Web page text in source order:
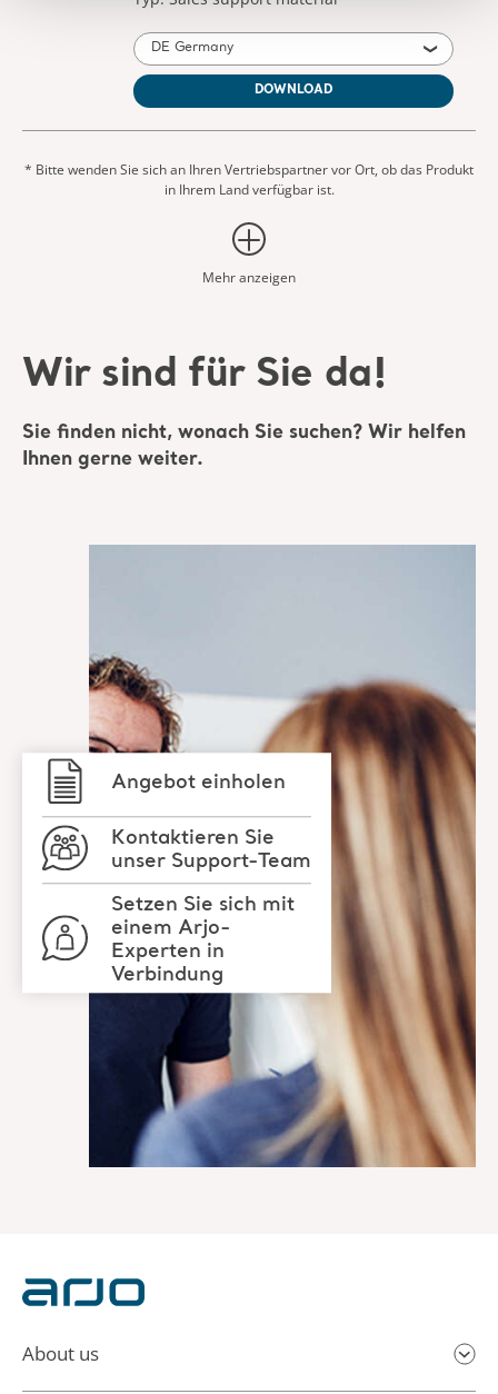
Mehr anzeigen
Wir sind für Sie da!
Sie finden nicht, wonach Sie suchen? Wir helfen
unser Support-Team
Setzen Sie sich mit
einem Arjo-
Experten in
Verbindung
About us